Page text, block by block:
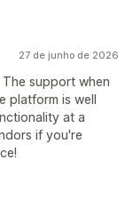
27 de junho de 2026
support when
platform is well
at a
if you're